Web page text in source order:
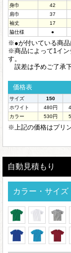
身巾
42
肩巾
37
袖丈
17
脇仕様
●
※●が付いている商品
※商品によって1イン
す。
誤差は予めご了承下
価格表
サイズ 150
ホワイト
480円
カラー
530円
※上記の価格はプリ
自動見積もり
カラー・サイ